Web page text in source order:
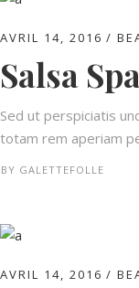
AVRIL 14, 2016
Salsa
Sed ut perspiciatis
totam rem aperiam
BY GALETTEFOLLE
AVRIL 14, 2016